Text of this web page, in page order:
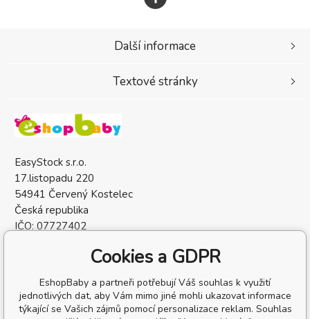
EasyStock s.r.o.
17.listopadu 220
54941 Červený Kostelec
Česká republika
IČO: 07727402
Další informace
Textové stránky
Cookies a GDPR
EshopBaby a partneři potřebují Váš souhlas k využití
jednotlivých dat, aby Vám mimo jiné mohli ukazovat informace
týkající se Vašich zájmů pomocí personalizace reklam. Souhlas